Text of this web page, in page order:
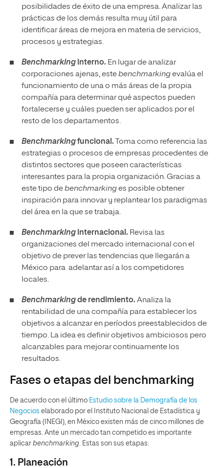
posibilidades de éxito de una empresa. Analizar las
prácticas de los demás resulta muy útil para
identificar áreas de mejora en materia de servicios,
procesos y estrategias.
Benchmarking interno. En lugar de analizar
corporaciones ajenas, estebenchmarkingevalúa el
funcionamiento de una o más áreas de la propia
compañía para determinar qué aspectos pueden
fortalecerse y cuáles pueden ser aplicados por el
resto de los departamentos.
Benchmarkingfuncional. Toma como referencia las
estrategias o procesos de empresas procedentes de
distintos sectores que poseen características
interesantes para la propia organización. Gracias a
este tipo debenchmarkinges posible obtener
inspiración para innovar y replantear los paradigmas
del área en la que se trabaja.
Benchmarking internacional. Revisa las
organizaciones del mercado internacional con el
objetivo de prever las tendencias que llegarán a
México para adelantar así a los competidores
locales.
Benchmarkingde rendimiento. Analiza la
rentabilidad de una compañía para establecer los
objetivos a alcanzar en períodos preestablecidos de
tiempo. La idea es definir objetivos ambiciosos pero
alcanzables para mejorar continuamente los
resultados.
Fases o etapas del benchmarking
De acuerdo con el último Estudio sobre la Demografía de los
Negocios elaborado por el Instituto Nacional de Estadística y
Geografía (INEGI), en México existen más de cinco millones de
empresas. Ante un mercado tan competido es importante
aplicar benchmarking . Estas son sus etapas:
1. Planeación